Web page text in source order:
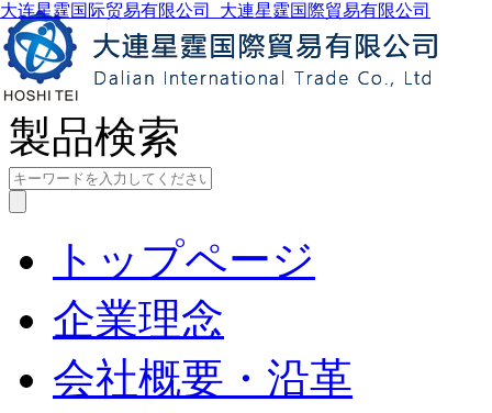
大连星霆国际贸易有限公司_大連星霆国際貿易有限公司
製品検索
トップページ
企業理念
会社概要・沿革